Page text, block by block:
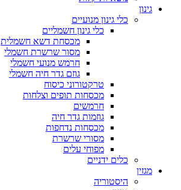
גינון
כלי גינון מנועיים
כלי גינון חשמליים
מכסחת דשא חשמלית
מסור שרשרת חשמלי
חרמש מנועי חשמלי
גוזם גדר חיה חשמלי
טרקטורוני כיסוח
מכסחות תופים וצלחות
חרמשים
גוזמות גדר חיה
מכסחות נדחפות
מסורי שרשרת
מפוחי עלים
כלים ידניים
מגזין
היסטוריה